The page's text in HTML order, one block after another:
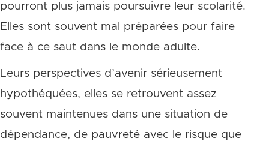
pourront plus jamais poursuivre leur scolarité.
Elles sont souvent mal préparées pour faire
face à ce saut dans le monde adulte.
Leurs perspectives d’avenir sérieusement
hypothéquées, elles se retrouvent assez
souvent maintenues dans une situation de
dépendance, de pauvreté avec le risque que